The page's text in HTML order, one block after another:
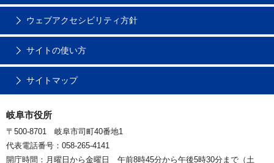
ウェブアクセシビリティ方針
サイトの使い方
サイトマップ
岐阜市役所
〒500-8701 岐阜市司町40番地1
代表電話番号：058-265-4141
開庁時間：月曜日から金曜日 午前8時45分から午後5時30分まで（土